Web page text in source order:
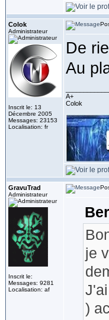
Colok
Administrateur
Inscrit le: 13
Décembre 2005
Messages: 23153
Localisation: fr
De
Au
A+
Colok
GravuTrad
Administrateur
Inscrit le:
Messages: 9281
Localisation: af
je
)